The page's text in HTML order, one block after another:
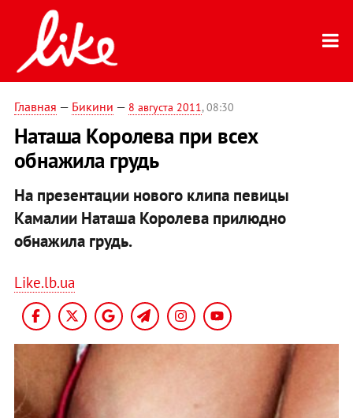
Главная — Бикини — 8 августа 2011, 08:30
Наташа Королева при всех
обнажила грудь
На презентации нового клипа певицы
Камалии Наташа Королева прилюдно
обнажила грудь.
Like.lb.ua